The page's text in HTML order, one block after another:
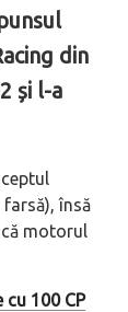
din
și l-a
însă
motorul
100 CP